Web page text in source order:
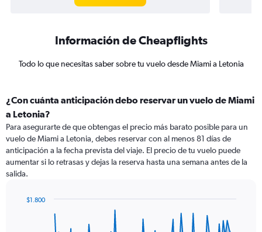
Información de Cheapflights
Todo lo que necesitas saber sobre tu vuelo desde Miami a Letonia
¿Con cuánta anticipación debo reservar un vuelo de Miami
a Letonia?
Para asegurarte de que obtengas el precio más barato posible para un
vuelo de Miami a Letonia, debes reservar con al menos 81 días de
anticipación a la fecha prevista del viaje. El precio de tu vuelo puede
aumentar si lo retrasas y dejas la reserva hasta una semana antes de la
salida.
$1.800